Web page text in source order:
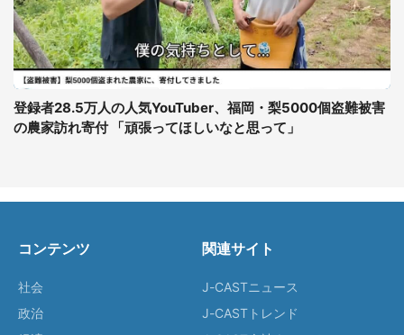
登録者28.5万人の人気YouTuber、福岡・梨5000個盗難被害
の農家訪れ寄付 「頑張ってほしいなと思って」
コンテンツ
社会
政治
関連サイト
J-CASTニュース
J-CASTトレンド